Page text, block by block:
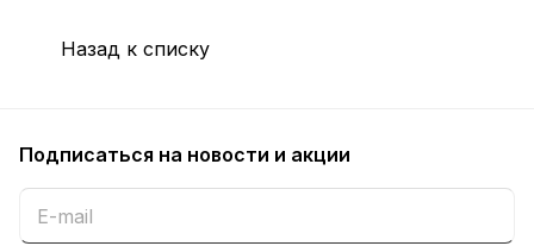
Назад к списку
Подписаться на новости и акции